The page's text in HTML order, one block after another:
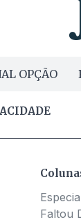
OPÇÃO
Faltou